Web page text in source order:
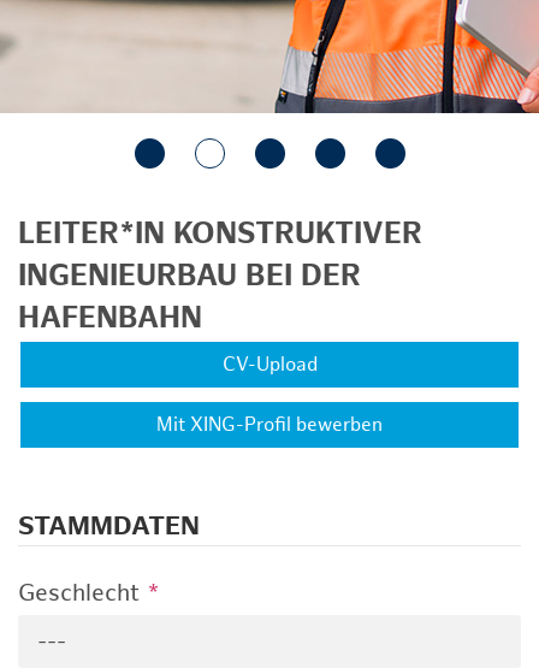
LEITER*IN KONSTRUKTIVER
INGENIEURBAU BEI DER
HAFENBAHN
CV-Upload
Mit XING-Profil bewerben
STAMMDATEN
Geschlecht *
---